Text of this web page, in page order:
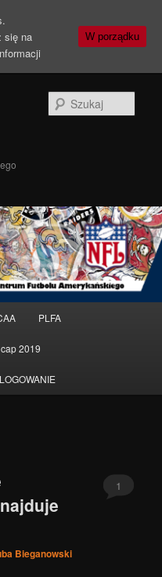
PLFA
2019
LOGOWANIE
Bieganowski
1
się na
W porządku